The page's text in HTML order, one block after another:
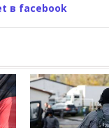
в facebook